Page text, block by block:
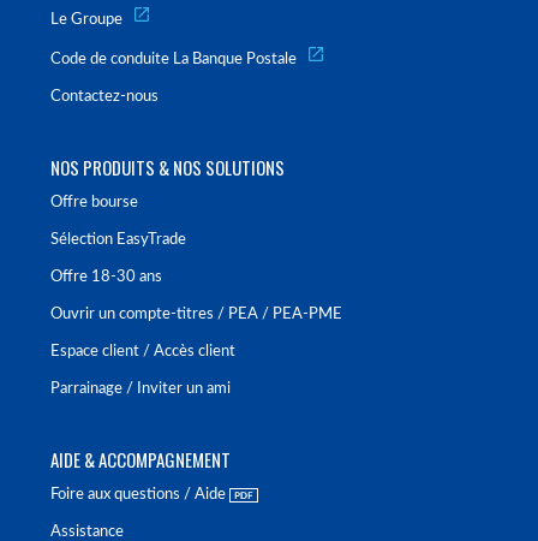
Le Groupe
Code de conduite La Banque Postale
Contactez-nous
NOS PRODUITS & NOS SOLUTIONS
Offre bourse
Sélection EasyTrade
Offre 18-30 ans
Ouvrir un compte-titres / PEA / PEA-PME
Espace client / Accès client
Parrainage / Inviter un ami
AIDE & ACCOMPAGNEMENT
Foire aux questions / Aide
Assistance